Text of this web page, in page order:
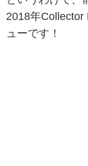
2018年Collector
ューです！